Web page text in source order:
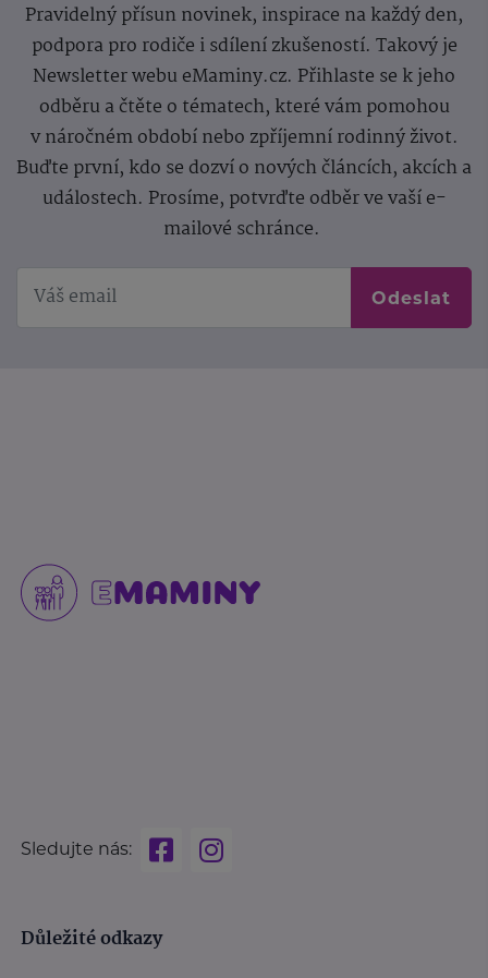
Pravidelný přísun novinek, inspirace na každý den,
podpora pro rodiče i sdílení zkušeností. Takový je
Newsletter webu eMaminy.cz. Přihlaste se k jeho
odběru a čtěte o tématech, které vám pomohou
v náročném období nebo zpříjemní rodinný život.
Buďte první, kdo se dozví o nových článcích, akcích a
událostech. Prosíme, potvrďte odběr ve vaší e-
mailové schránce.
Odeslat
Sledujte nás:
Důležité odkazy